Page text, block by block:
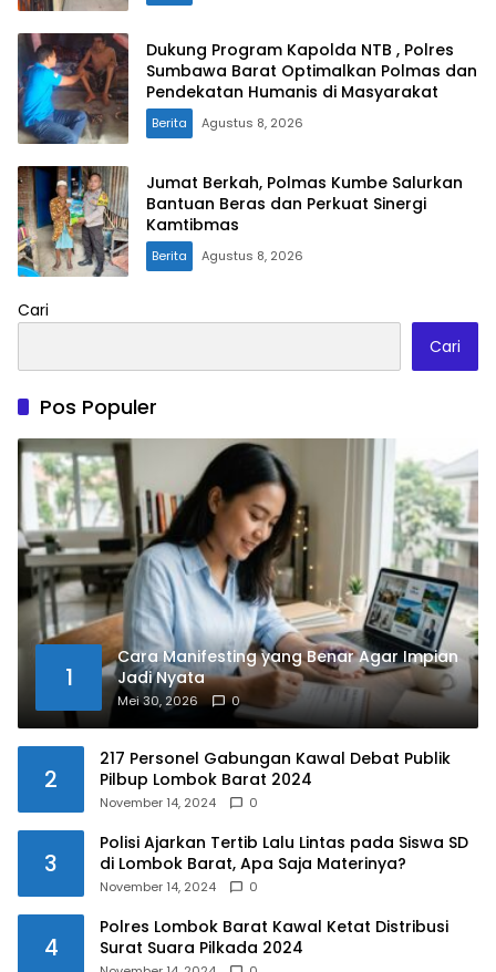
Dukung Program Kapolda NTB , Polres
Sumbawa Barat Optimalkan Polmas dan
Pendekatan Humanis di Masyarakat
Berita Agustus 8, 2026
Jumat Berkah, Polmas Kumbe Salurkan
Bantuan Beras dan Perkuat Sinergi
Kamtibmas
Berita Agustus 8, 2026
Cari
Cari
Pos Populer
1
Cara Manifesting yang Benar Agar Impian
Jadi Nyata
Mei 30, 2026 0
2
217 Personel Gabungan Kawal Debat Publik
Pilbup Lombok Barat 2024
November 14, 2024 0
3
Polisi Ajarkan Tertib Lalu Lintas pada Siswa SD
di Lombok Barat, Apa Saja Materinya?
November 14, 2024 0
4
Polres Lombok Barat Kawal Ketat Distribusi
Surat Suara Pilkada 2024